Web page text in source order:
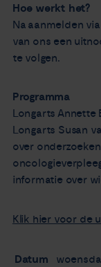
Zorgverleners
Contact
Hoe werkt het?
Na aanmelden via
van ons een
te volgen.
Programma
Longarts Annette
Longarts Susan
over
informatie over
Klik hier voor de
Datum